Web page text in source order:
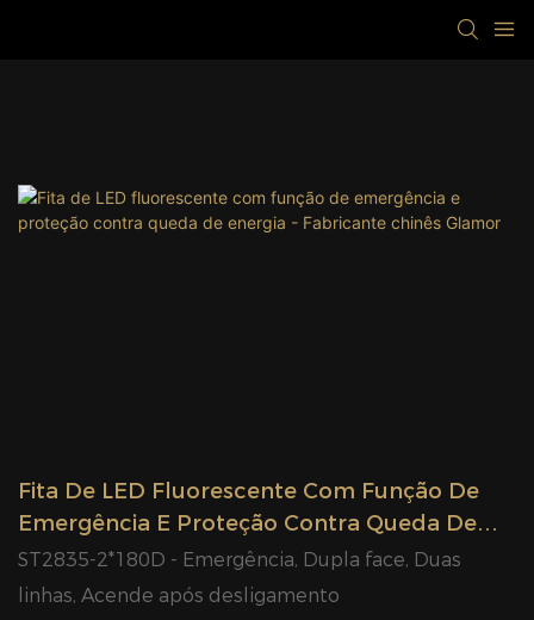
Fita De LED Fluorescente Com Função De
Emergência E Proteção Contra Queda De
Energia - Fabricante Chinês Glamor
ST2835-2*180D - Emergência, Dupla face, Duas
linhas, Acende após desligamento